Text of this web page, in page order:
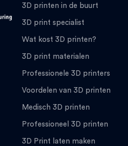
3D printen in de buurt
3D print specialist
Wat kost 3D printen?
3D print materialen
Professionele 3D printers
Voordelen van 3D printen
Medisch 3D printen
Professioneel 3D printen
3D Print laten maken